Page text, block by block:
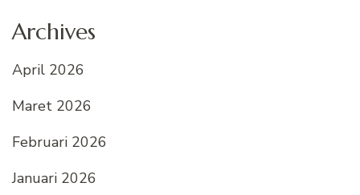
Archives
April 2026
Maret 2026
Februari 2026
Januari 2026